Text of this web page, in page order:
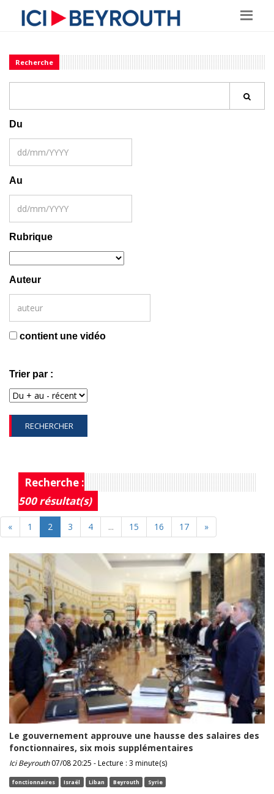
Recherche
Du
Au
Rubrique
Auteur
contient une vidéo
Trier par :
RECHERCHER
Recherche :
500 résultat(s)
« 1 2 3 4 ... 15 16 17 »
Le gouvernement approuve une hausse des salaires des
fonctionnaires, six mois supplémentaires
Ici Beyrouth07/08 20:25 - Lecture : 3 minute(s)
fonctionnaires Israël Liban Beyrouth Syrie